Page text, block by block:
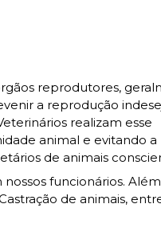
reprodutores,
a reprodução
realizam esse
animal e evitando a
de animais
funcionários.
de animais,